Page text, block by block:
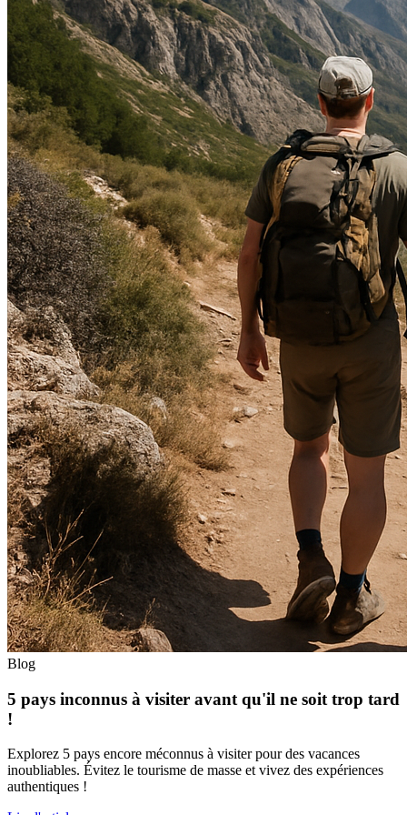
Blog
5 pays inconnus à visiter avant qu'il ne soit trop tard
!
Explorez 5 pays encore méconnus à visiter pour des vacances
inoubliables. Évitez le tourisme de masse et vivez des expériences
authentiques !